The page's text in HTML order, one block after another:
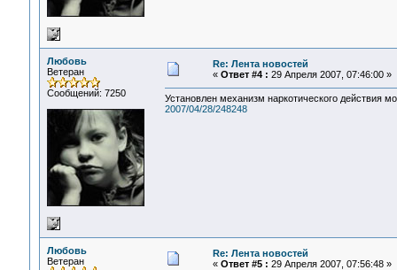
Любовь
Ветеран
Сообщений: 7250
Re: Лента новостей
« Ответ #4 : 29 Апреля 2007, 07:46:00 »
Установлен механизм наркотического действия
2007/04/28/248248
Любовь
Ветеран
Re: Лента новостей
« Ответ #5 : 29 Апреля 2007, 07:56:48 »